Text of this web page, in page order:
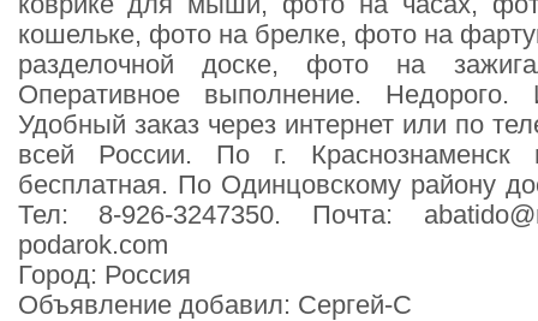
кошельке, фото на брелке, фото на
разделочной доске, фото на
Оперативное выполнение. Недорого.
Удобный заказ через интернет или по
всей России. По г. Краснознаменск
бесплатная. По Одинцовскому району
Тел: 8-926-3247350. Почта:
podarok.com
Город: Россия
Объявление добавил: Сергей-С